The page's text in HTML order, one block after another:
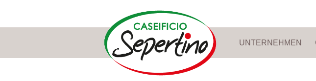
UNTERNEHMEN